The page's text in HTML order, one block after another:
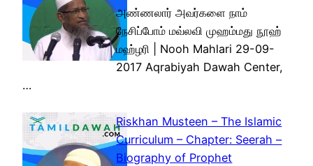
அண்ணலார் அவர்களை நாம்
நேசிப்போம் மவ்லவி முஹம்மது நூஹ்
மஹ்ழரி | Nooh Mahlari 29-09-
2017 Aqrabiyah Dawah Center,
…
Riskhan Musteen – The Islamic
Curriculum – Chapter: Seerah –
Biography of Prophet